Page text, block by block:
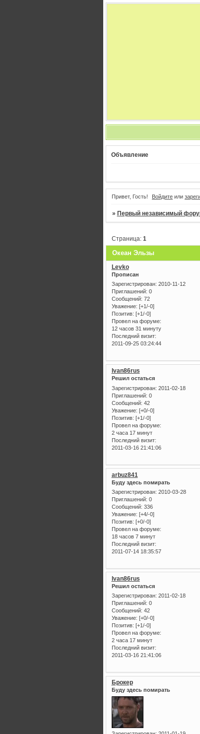
Объявление
Привет, Гость! Войдите или
» Первый независимый
Океан Эльзы
Страница: 1
Levko
Прописан
Зарегистрирован: 2010-11-12
Приглашений: 0
Сообщений: 72
Уважение: [+1/-0]
Позитив: [+1/-0]
Провел на форуме:
12 часов 31 минуту
Последний визит:
2011-09-25 03:24:44
Ivan86rus
Решил остаться
Зарегистрирован: 2011-02-18
Приглашений: 0
Сообщений: 42
Уважение: [+0/-0]
Позитив: [+1/-0]
Провел на форуме:
2 часа 17 минут
Последний визит:
2011-03-16 21:41:06
arbuz841
Буду здесь помирать
Зарегистрирован: 2010-03-28
Приглашений: 0
Сообщений: 336
Уважение: [+4/-0]
Позитив: [+0/-0]
Провел на форуме:
18 часов 7 минут
Последний визит:
2011-07-14 18:35:57
Ivan86rus
Решил остаться
Зарегистрирован: 2011-02-18
Приглашений: 0
Сообщений: 42
Уважение: [+0/-0]
Позитив: [+1/-0]
Провел на форуме:
2 часа 17 минут
Последний визит:
2011-03-16 21:41:06
Брокер
Буду здесь помирать